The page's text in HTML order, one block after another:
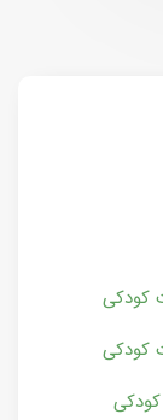
کودکی
کودکی